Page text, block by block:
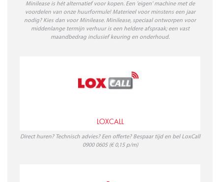
Minilease is hét alternatief voor kopen. Een 'eigen' machine met de
voordelen van onze huurformule! Materieel voor minstens een jaar
nodig? Kies dan voor Minilease. Minilease, speciaal ontworpen voor
middenlange termijn verhuur is een heldere afspraak; een vast
maandbedrag inclusief keuring en onderhoud.
LOXCALL
Direct huren? Technisch advies? Een offerte? Bespaar tijd en bel LoxCall
0900 0605 (€ 0,15 p/m)